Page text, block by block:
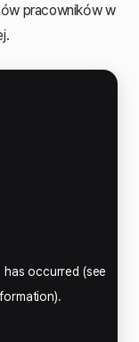
pracowników w